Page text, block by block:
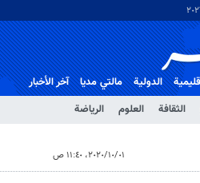
الثقافة العلوم الرياضة
الدولية مالتي مدیا آخر الأخبار
٠١‏/١٠‏/٢٠٢٠، ١١:٤٠ ص